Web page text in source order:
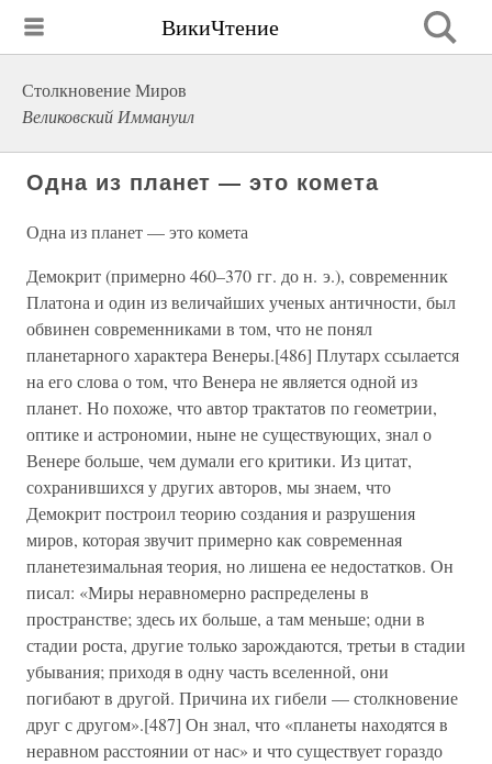
ВикиЧтение
Столкновение Миров
Великовский Иммануил
Одна из планет — это комета
Одна из планет — это комета
Демокрит (примерно 460–370 гг. до н. э.), современник
Платона и один из величайших ученых античности, был
обвинен современниками в том, что не понял
планетарного характера Венеры.[486] Плутарх ссылается
на его слова о том, что Венера не является одной из
планет. Но похоже, что автор трактатов по геометрии,
оптике и астрономии, ныне не существующих, знал о
Венере больше, чем думали его критики. Из цитат,
сохранившихся у других авторов, мы знаем, что
Демокрит построил теорию создания и разрушения
миров, которая звучит примерно как современная
планетезимальная теория, но лишена ее недостатков. Он
писал: «Миры неравномерно распределены в
пространстве; здесь их больше, а там меньше; одни в
стадии роста, другие только зарождаются, третьи в стадии
убывания; приходя в одну часть вселенной, они
погибают в другой. Причина их гибели — столкновение
друг с другом».[487] Он знал, что «планеты находятся в
неравном расстоянии от нас» и что существует гораздо